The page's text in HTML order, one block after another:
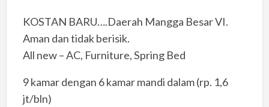
KOSTAN BARU….Daerah Mangga Besar VI.
Aman dan tidak berisik.
All new – AC, Furniture, Spring Bed
9 kamar dengan 6 kamar mandi dalam (rp. 1,6
jt/bln)